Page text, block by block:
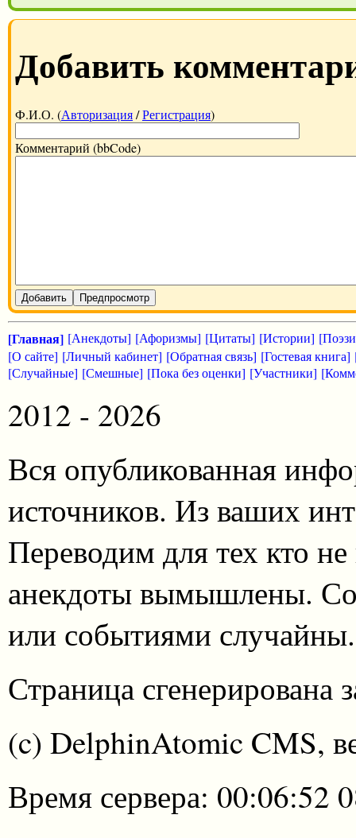
Добавить
Ф.И.О. (Авторизация/Регистрация)
Комментарий (bbCode)
Добавить Предпросмотр
[Главная] [Анекдоты] [Афоризмы] [Цитаты] [Истории]
[О сайте] [Личный кабинет] [Обратная связь] [Гостевая книга]
[Случайные] [Смешные] [Пока без оценки] [Участники]
2012 - 2026
Вся опубликованная
источников. Из ваших
Переводим для тех кто
анекдоты вымышлены.
или событиями случайны.
Страница сгенерирована
(c) DelphinAtomic CMS,
Время сервера: 00:06:52